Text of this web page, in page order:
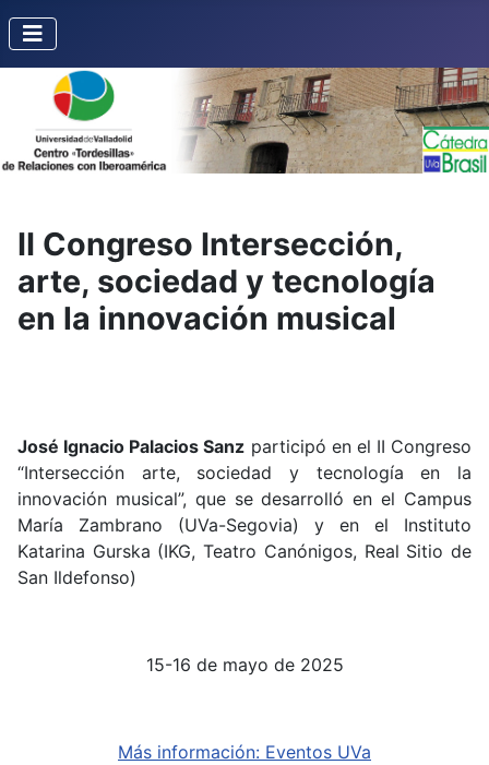
II Congreso Intersección,
arte, sociedad y tecnología
en la innovación musical
José Ignacio Palacios Sanz participó en el II Congreso
“Intersección arte, sociedad y tecnología en la
innovación musical”, que se desarrolló en el Campus
María Zambrano (UVa-Segovia) y en el Instituto
Katarina Gurska (IKG, Teatro Canónigos, Real Sitio de
San Ildefonso)
15-16 de mayo de 2025
Más información: Eventos UVa